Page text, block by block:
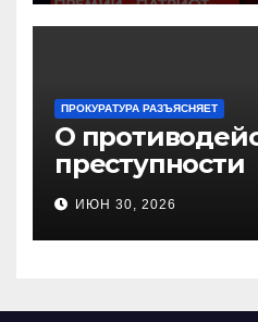
ПРОКУРАТУРА РАЗЪЯСНЯЕТ
О
преступности
нарушению их
ИЮН 30, 2026